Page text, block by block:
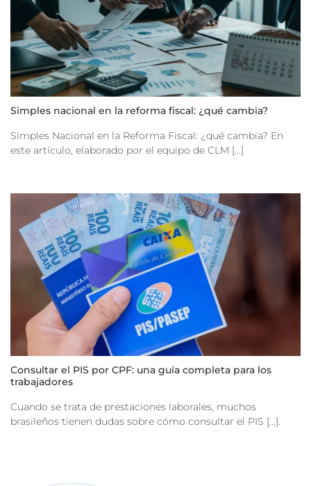
Simples nacional en la reforma fiscal: ¿qué cambia?
Simples Nacional en la Reforma Fiscal: ¿qué cambia? En
este artículo, elaborado por el equipo de CLM [...]
Consultar el PIS por CPF: una guía completa para los
trabajadores
Cuando se trata de prestaciones laborales, muchos
brasileños tienen dudas sobre cómo consultar el PIS [...].